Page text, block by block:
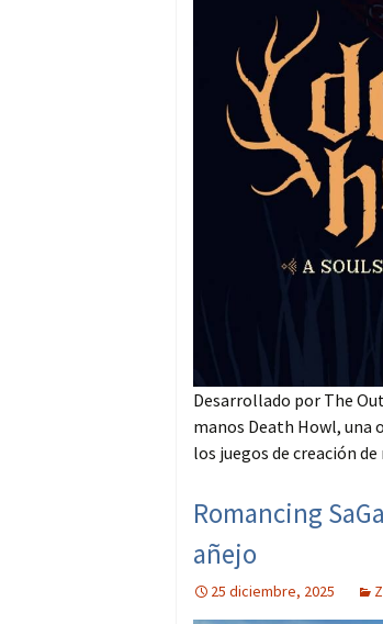
Desarrollado por The
manos Death Howl, una
los juegos de creación de
Romancing
añejo
25 diciembre, 2025